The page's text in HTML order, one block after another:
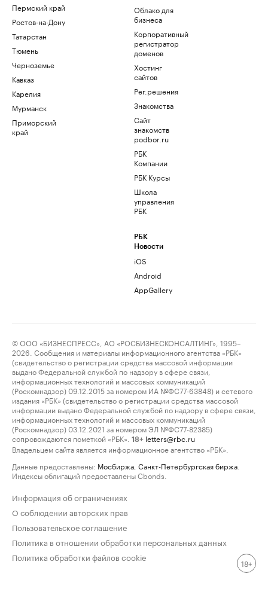
Пермский край
Ростов-на-Дону
Татарстан
Тюмень
Черноземье
Кавказ
Карелия
Мурманск
Приморский
край
Облако для
бизнеса
Корпоративный
регистратор
доменов
Хостинг
сайтов
Рег.решения
Знакомства
Сайт
знакомств
podbor.ru
РБК
Компании
РБК Курсы
Школа
управления
РБК
РБК
Новости
iOS
Android
AppGallery
© ООО «БИЗНЕСПРЕСС», АО «РОСБИЗНЕСКОНСАЛТИНГ», 1995–
2026. Сообщения и материалы информационного агентства «РБК»
(свидетельство о регистрации средства массовой информации
выдано Федеральной службой по надзору в сфере связи,
информационных технологий и массовых коммуникаций
(Роскомнадзор) 09.12.2015 за номером ИА №ФС77-63848) и сетевого
издания «РБК» (свидетельство о регистрации средства массовой
информации выдано Федеральной службой по надзору в сфере связи,
информационных технологий и массовых коммуникаций
(Роскомнадзор) 03.12.2021 за номером ЭЛ №ФС77-82385)
сопровождаются пометкой «РБК».
18+ letters@rbc.ru
Владельцем сайта является информационное агентство «РБК».
Данные предоставлены: Мосбиржа Санкт-Петербургская биржа
Индексы облигаций предоставлены Cbonds.
Информация об ограничениях
О соблюдении авторских прав
Пользовательское соглашение
Политика в отношении обработки персональных данных
Политика обработки файлов cookie
18+